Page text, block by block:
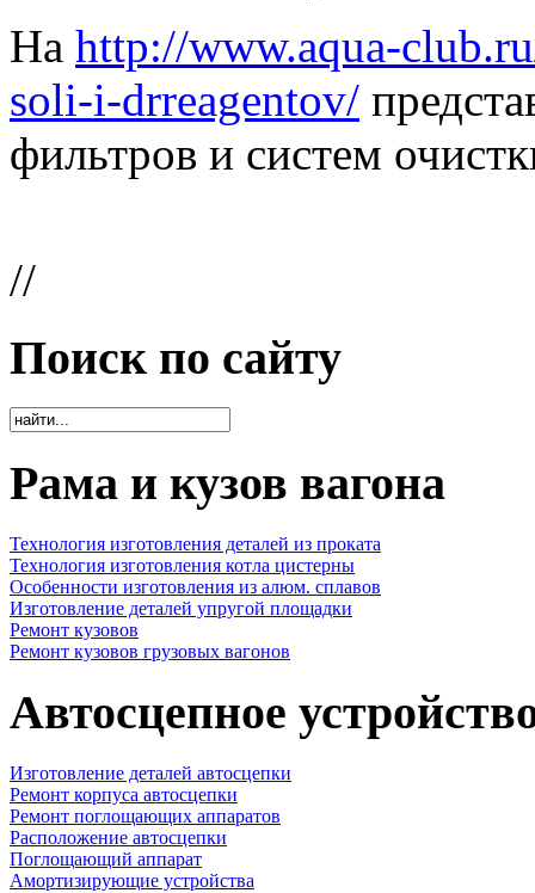
На http://www.aqua-
soli-i-drreagentov/
фильтров и систем
//
Поиск по сайту
Рама и кузов вагона
Технология изготовления деталей из проката
Технология изготовления котла цистерны
Особенности изготовления из алюм. сплавов
Изготовление деталей упругой площадки
Ремонт кузовов
Ремонт кузовов грузовых вагонов
Автосцепное
Изготовление деталей автосцепки
Ремонт корпуса автосцепки
Ремонт поглощающих аппаратов
Расположение автосцепки
Поглощающий аппарат
Амортизирующие устройства